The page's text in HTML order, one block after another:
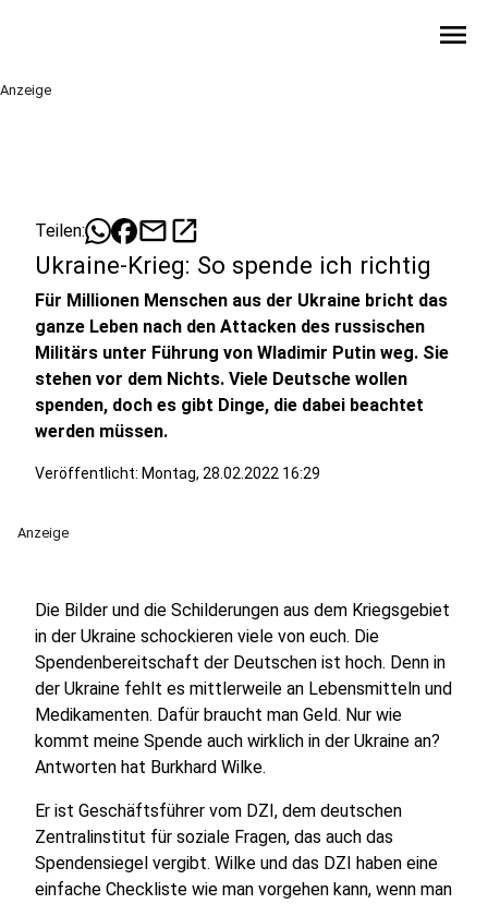
menu
Anzeige
Teilen: mailopen_in_new
Ukraine-Krieg: So spende ich richtig
Für Millionen Menschen aus der Ukraine bricht das
ganze Leben nach den Attacken des russischen
Militärs unter Führung von Wladimir Putin weg. Sie
stehen vor dem Nichts. Viele Deutsche wollen
spenden, doch es gibt Dinge, die dabei beachtet
werden müssen.
Veröffentlicht: Montag, 28.02.2022 16:29
Anzeige
Die Bilder und die Schilderungen aus dem Kriegsgebiet
in der Ukraine schockieren viele von euch. Die
Spendenbereitschaft der Deutschen ist hoch. Denn in
der Ukraine fehlt es mittlerweile an Lebensmitteln und
Medikamenten. Dafür braucht man Geld. Nur wie
kommt meine Spende auch wirklich in der Ukraine an?
Antworten hat Burkhard Wilke.
Er ist Geschäftsführer vom DZI, dem deutschen
Zentralinstitut für soziale Fragen, das auch das
Spendensiegel vergibt. Wilke und das DZI haben eine
einfache Checkliste wie man vorgehen kann, wenn man